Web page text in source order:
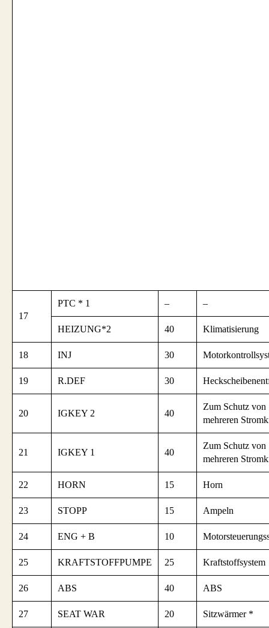
17
PTC * 1 – –
HEIZUNG*2 40 Klimatisierung
18 INJ 30
19 R.DEF 30
20 IGKEY 2 40
Zum Schutz von
mehreren
21 IGKEY 1 40
Zum Schutz von
mehreren
22 HORN 15 Horn
23 STOPP 15 Ampeln
24 ENG + B 10
25 KRAFTSTOFFPUMPE 25 Kraftstoffsystem
26 ABS 40 ABS
27 SEAT WAR 20 Sitzwärmer *